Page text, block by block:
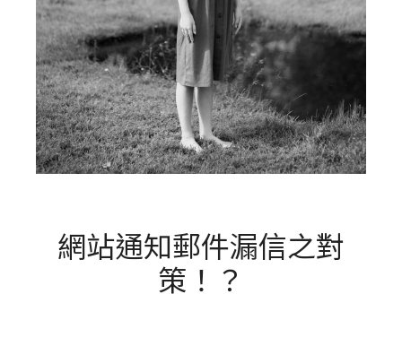
網站通知郵件漏信之對
策！？